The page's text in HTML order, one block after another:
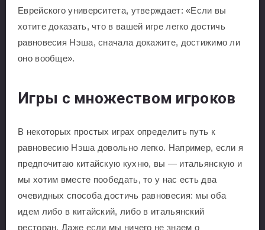
Еврейского университета, утверждает: «Если вы
хотите доказать, что в вашей игре легко достичь
равновесия Нэша, сначала докажите, достижимо ли
оно вообще».
Игры с множеством игроков
В некоторых простых играх определить путь к
равновесию Нэша довольно легко. Например, если я
предпочитаю китайскую кухню, вы — итальянскую и
мы хотим вместе пообедать, то у нас есть два
очевидных способа достичь равновесия: мы оба
идем либо в китайский, либо в итальянский
ресторан. Даже если мы ничего не знаем о